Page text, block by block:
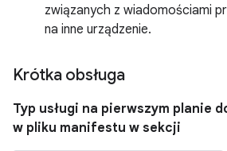
związanych z wiadomościami
na inne urządzenie.
Krótka obsługa
Typ usługi na pierwszym planie
w pliku manifestu w sekcji